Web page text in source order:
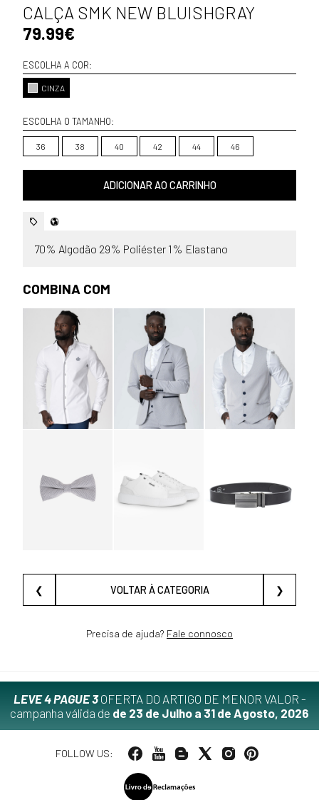
CALÇA SMK NEW BLUISHGRAY
79.99€
ESCOLHA A COR:
CINZA
ESCOLHA O TAMANHO:
36 38 40 42 44 46
ADICIONAR AO CARRINHO
70% Algodão 29% Poliéster 1% Elastano
COMBINA COM
❮ VOLTAR À CATEGORIA ❯
Precisa de ajuda? Fale connosco
LEVE 4 PAGUE 3OFERTA DO ARTIGO DE MENOR VALOR -
campanha válida de de 23 de Julho a 31 de Agosto, 2026
FOLLOW US: